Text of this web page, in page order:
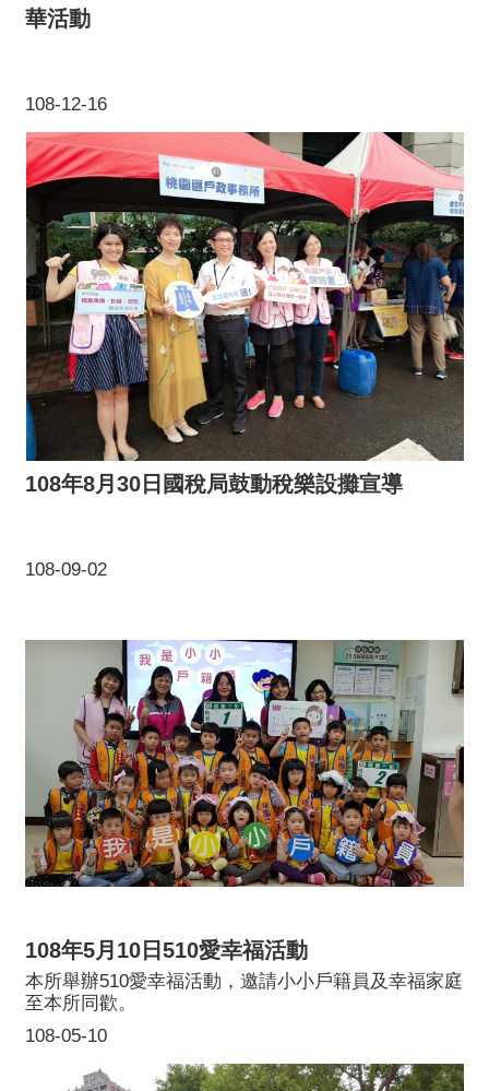
華活動
108-12-16
108年8月30日國稅局鼓動稅樂設攤宣導
108-09-02
108年5月10日510愛幸福活動
108-05-10
本所舉辦510愛幸福活動，邀請小小戶籍員及幸福家庭
至本所同歡。